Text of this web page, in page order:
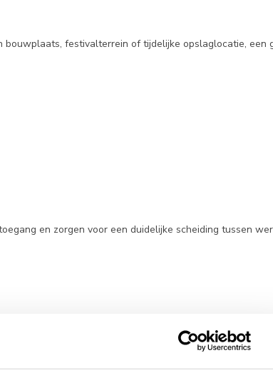
festivalterrein of tijdelijke opslaglocatie, een
en zorgen voor een duidelijke scheiding tussen